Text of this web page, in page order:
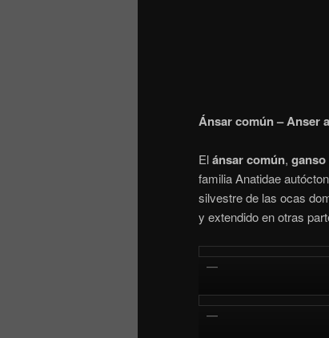
Ánsar común – Anser
Elánsar común,
familia Anatidae
silvestre de las ocas
y extendido en otras